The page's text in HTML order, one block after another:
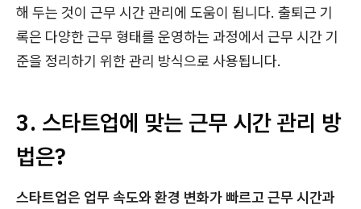
해 두는 것이 근무 시간 관리에 도움이 됩니다. 출퇴근 기
록은 다양한 근무 형태를 운영하는 과정에서 근무 시간 기
준을 정리하기 위한 관리 방식으로 사용됩니다.
3. 스타트업에 맞는 근무 시간 관리 방
법은?
스타트업은 업무 속도와 환경 변화가 빠르고 근무 시간과